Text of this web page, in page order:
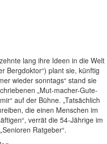
lang ihre Ideen in die Welt
Bergdoktor“) plant sie, künftig
wieder sonntags“ stand sie
„Mut-macher-Gute-
auf der Bühne. „Tatsächlich
die einen Menschen im
verrät die 54-Jährige im
Ratgeber“.